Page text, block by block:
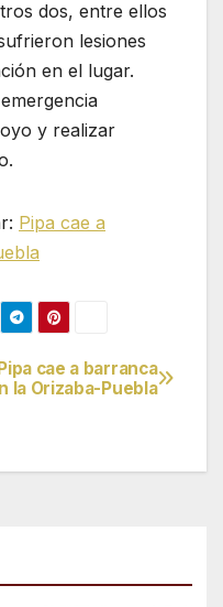
dos, entre ellos
lesiones
en el lugar.
y realizar
Pipa cae a
cae a barranca
la Orizaba-Puebla